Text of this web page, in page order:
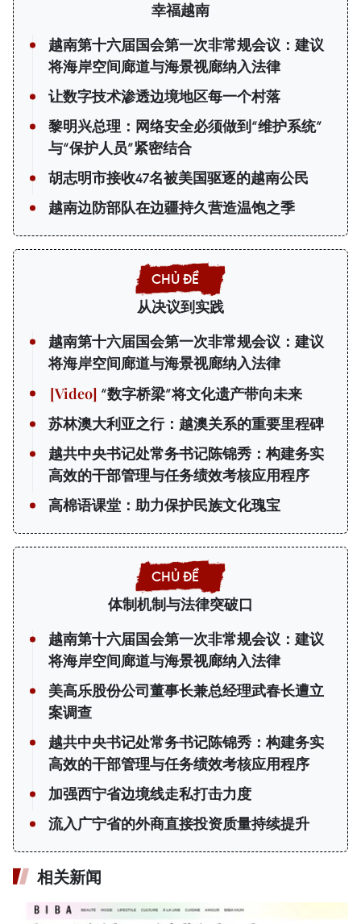
幸福越南
越南第十六届国会第一次非常规会议：建议
将海岸空间廊道与海景视廊纳入法律
让数字技术渗透边境地区每一个村落
黎明兴总理：网络安全必须做到“维护系统”
与“保护人员”紧密结合
胡志明市接收47名被美国驱逐的越南公民
越南边防部队在边疆持久营造温饱之季
从决议到实践
越南第十六届国会第一次非常规会议：建议
将海岸空间廊道与海景视廊纳入法律
“数字桥梁”将文化遗产带向未来
苏林澳大利亚之行：越澳关系的重要里程碑
越共中央书记处常务书记陈锦秀：构建务实
高效的干部管理与任务绩效考核应用程序
高棉语课堂：助力保护民族文化瑰宝
体制机制与法律突破口
越南第十六届国会第一次非常规会议：建议
将海岸空间廊道与海景视廊纳入法律
美高乐股份公司董事长兼总经理武春长遭立
案调查
越共中央书记处常务书记陈锦秀：构建务实
高效的干部管理与任务绩效考核应用程序
加强西宁省边境线走私打击力度
流入广宁省的外商直接投资质量持续提升
相关新闻